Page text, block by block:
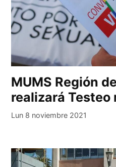
MUMS Región
realizará Testeo
Lun 8 noviembre 2021